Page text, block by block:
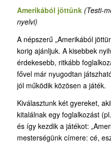
Amerikából jöttünk (Testi-
nyelvi)
A népszerű „Amerikából
korig ajánljuk. A kisebbek
érdekesebb, ritkább
fővel már nyugodtan
jól működik közösen a játék.
Kiválasztunk két gyereket,
kitalálnak egy foglalkozást
és így kezdik a játékot:
mesterségünk címere: cé,